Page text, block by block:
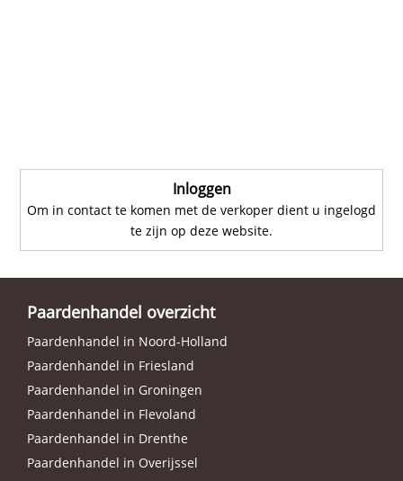
Inloggen
Om in contact te komen met de verkoper dient u ingelogd
te zijn op deze website.
Paardenhandel overzicht
Paardenhandel in Noord-Holland
Paardenhandel in Friesland
Paardenhandel in Groningen
Paardenhandel in Flevoland
Paardenhandel in Drenthe
Paardenhandel in Overijssel